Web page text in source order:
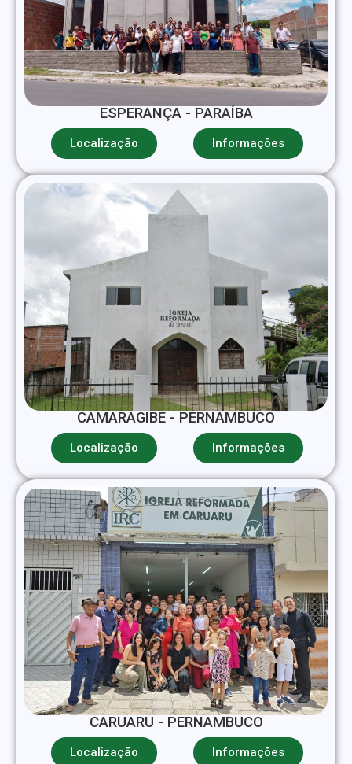
ESPERANÇA - PARAÍBA
Localização Informações
CAMARAGIBE - PERNAMBUCO
Localização Informações
CARUARU - PERNAMBUCO
Localização Informações